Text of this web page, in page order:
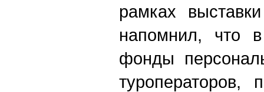
рамках
напомнил, что
фонды
туроператоров,